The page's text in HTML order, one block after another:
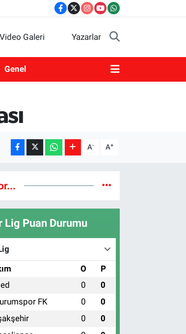
Video Galeri Yazarlar
Genel
A- A+
Lig Puan Durumu
O P
0 0
FK 0 0
0 0